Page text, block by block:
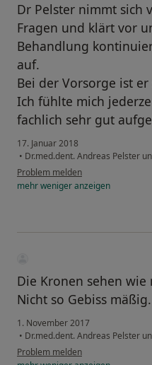
Dr Pelster nimmt sich
Fragen und klärt vor
Behandlung
auf.
Bei der Vorsorge ist
Ich fühlte mich
fachlich sehr gut
17. Januar 2018
• Dr.med.dent. Andreas Pelster
Problem melden
mehrwenigeranzeigen
Die Kronen sehen
Nicht so Gebiss
1. November 2017
• Dr.med.dent. Andreas Pelster
Problem melden